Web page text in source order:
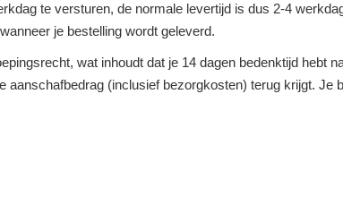
te versturen, de normale levertijd is dus 2-4
je bestelling wordt geleverd.
wat inhoudt dat je 14 dagen bedenktijd hebt
aanschafbedrag (inclusief bezorgkosten) terug krijgt.